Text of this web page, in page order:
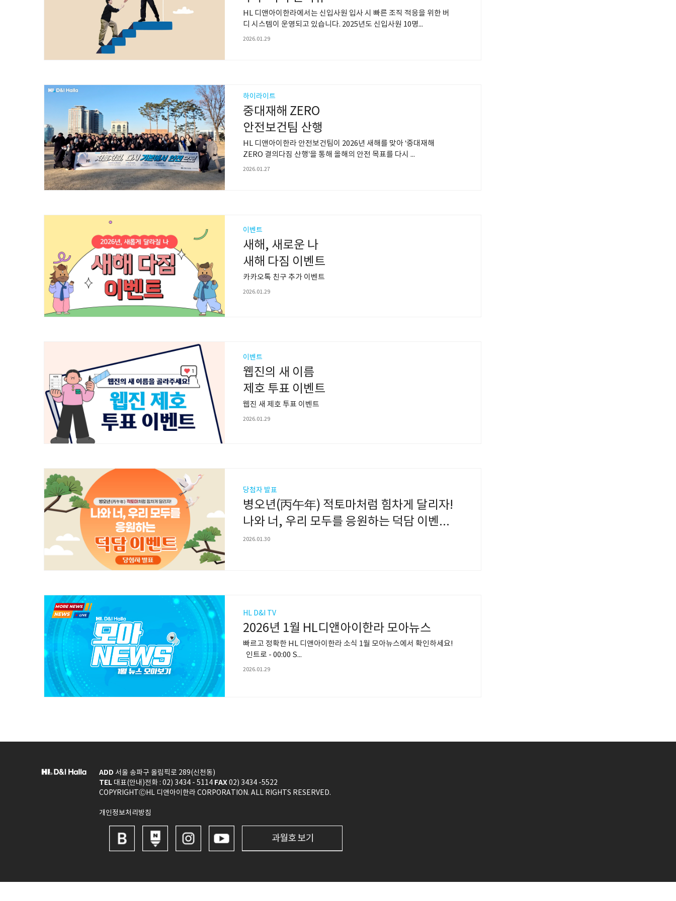
HL 디앤아이한라에서는 신입사원 입사 시 빠른 조직 적응을 위한 버
디 시스템이 운영되고 있습니다. 2025년도 신입사원 10명...
2026.01.29
하이라이트
중대재해 ZERO
안전보건팀 산행
HL 디앤아이한라 안전보건팀이 2026년 새해를 맞아 ‘중대재해
ZERO 결의다짐 산행’을 통해 올해의 안전 목표를 다시 ...
2026.01.27
이벤트
새해, 새로운 나
새해 다짐 이벤트
카카오톡 친구 추가 이벤트
2026.01.29
이벤트
웹진의 새 이름
제호 투표 이벤트
웹진 새 제호 투표 이벤트
2026.01.29
당첨자 발표
병오년(丙午年) 적토마처럼 힘차게 달리자!
나와 너, 우리 모두를 응원하는 덕담 이벤트 당첨자 발표
2026.01.30
HL D&I TV
2026년 1월 HL디앤아이한라 모아뉴스
빠르고 정확한 HL 디앤아이한라 소식 1월 모아뉴스에서 확인하세요!
인트로 - 00:00 S...
2026.01.29
ADD 서울 송파구 올림픽로 289(신천동)
TEL대표(안내)전화 : 02) 3434 - 5114 FAX02) 3434 -5522
COPYRIGHTⒸHL 디앤아이한라 CORPORATION. ALL RIGHTS RESERVED.
개인정보처리방침